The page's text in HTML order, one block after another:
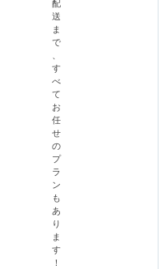
送
ま
で
す
べ
て
お
任
せ
の
プ
ラ
ン
も
あ
り
ま
す
！